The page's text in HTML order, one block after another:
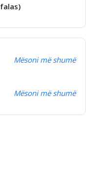
falas)
Mësoni më shumë
Mësoni më shumë